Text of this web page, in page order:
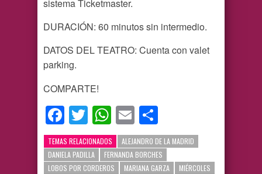
sistema Ticketmaster.
DURACIÓN: 60 minutos sin intermedio.
DATOS DEL TEATRO: Cuenta con valet
parking.
COMPARTE!
Facebook
TwitterWhatsApp
Email
TEMAS RELACIONADOS
ALEJANDRO DE LA MADRID
DANIELA PADILLA
FERNANDA BORCHES
LOBOS POR CORDEROS
MARIANA GARZA
MIÉRCOLES